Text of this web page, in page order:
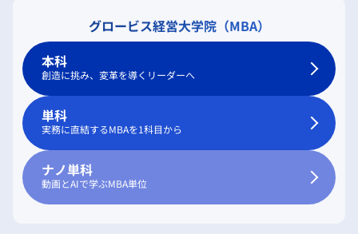
グロービス経営大学院（MBA）
本科
創造に挑み、変革を導くリーダーへ
単科
実務に直結するMBAを1科目から
ナノ単科
動画とAIで学ぶMBA単位